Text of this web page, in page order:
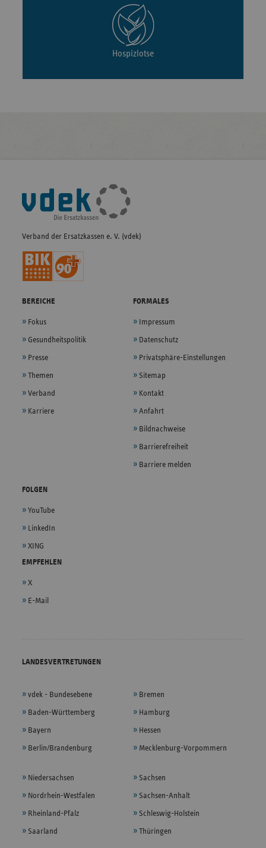
Hospizlotse
Fußleisten-
Navigation
Verband der Ersatzkassen e. V. (vdek)
BEREICHE
Fokus
Gesundheitspolitik
Presse
Themen
Verband
Karriere
FORMALES
Impressum
Datenschutz
Privatsphäre-Einstellungen
Sitemap
Kontakt
Anfahrt
Bildnachweise
Barrierefreiheit
Barriere melden
FOLGEN
YouTube
LinkedIn
XING
EMPFEHLEN
X
E-Mail
LANDESVERTRETUNGEN
vdek - Bundesebene
Baden-Württemberg
Bayern
Berlin/Brandenburg
Bremen
Hamburg
Hessen
Mecklenburg-Vorpommern
Niedersachsen
Nordrhein-Westfalen
Rheinland-Pfalz
Saarland
Sachsen
Sachsen-Anhalt
Schleswig-Holstein
Thüringen